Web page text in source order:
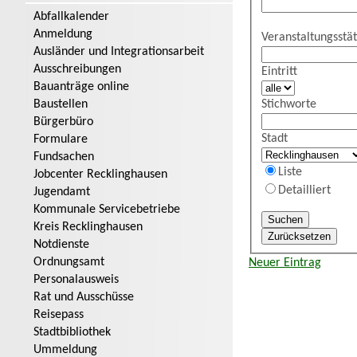
Abfallkalender
Anmeldung
Ausländer und Integrationsarbeit
Ausschreibungen
Bauanträge online
Baustellen
Bürgerbüro
Formulare
Fundsachen
Jobcenter Recklinghausen
Jugendamt
Kommunale Servicebetriebe
Kreis Recklinghausen
Notdienste
Ordnungsamt
Personalausweis
Rat und Ausschüsse
Reisepass
Stadtbibliothek
Ummeldung
Eintritt
Stichworte
Stadt
Liste
Detailliert
Neuer Eintrag